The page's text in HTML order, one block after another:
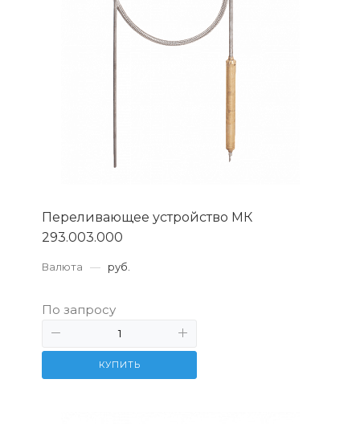
Переливающее устройство МК
293.003.000
Валюта — руб.
По запросу
КУПИТЬ